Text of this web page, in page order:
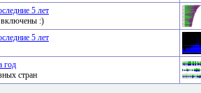
5 лет
:)
5 лет
год
стран